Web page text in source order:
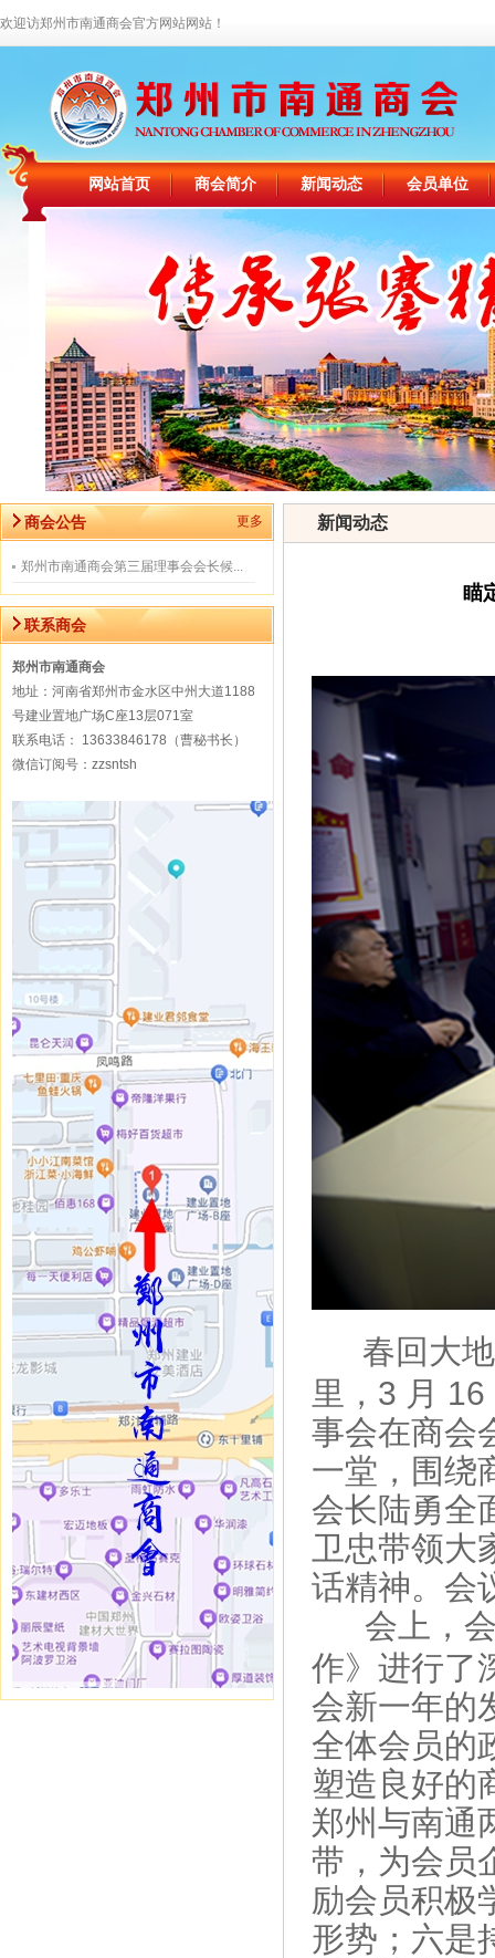
欢迎访郑州市南通商会官方网站网站！
网站首页 商会简介 新闻动态 会员单位
商会公告 更多
郑州市南通商会第三届理事会会长候...
联系商会
郑州市南通商会
地址：河南省郑州市金水区中州大道1188
号建业置地广场C座13层071室
联系电话： 13633846178（曹秘书长）
微信订阅号：zzsntsh
新闻动态
瞄
春回大
里， 3 月 16
事会在商会
一堂，围绕
会长陆勇全
卫忠带领大
话精神。会
会上，
作》进行了
会新一年的
全体会员的
塑造良好的
郑州与南通
带，为会员
励会员积极
形势；六是